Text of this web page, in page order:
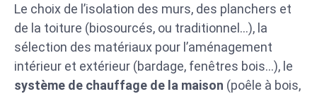
Le choix de l’isolation des murs, des planchers et
de la toiture (biosourcés, ou traditionnel…), la
sélection des matériaux pour l’aménagement
intérieur et extérieur (bardage, fenêtres bois…), le
système de chauffage de la maison (poêle à bois,